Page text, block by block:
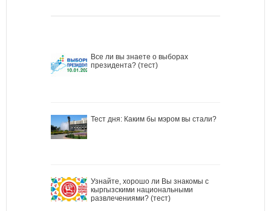
Все ли вы знаете о выборах
президента? (тест)
Тест дня: Каким бы мэром вы стали?
Узнайте, хорошо ли Вы знакомы с
кыргызскими национальными
развлечениями? (тест)